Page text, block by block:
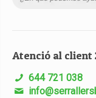
Atenció al client
644 721 038